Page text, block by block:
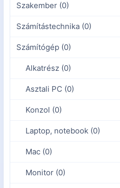
Szakember (0)
Számítástechnika (0)
Számítógép (0)
Alkatrész (0)
Asztali PC (0)
Konzol (0)
Laptop, notebook (0)
Mac (0)
Monitor (0)